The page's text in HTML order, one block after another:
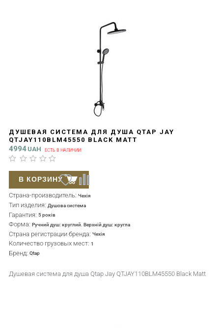
ДУШЕВАЯ СИСТЕМА ДЛЯ ДУША QTAP JAY
QTJAY110BLM45550 BLACK MATT
4994 UAH ЕСТЬ В НАЛИЧИИ
Страна-производитель: Чехія
Тип изделия: Душова система
Гарантия: 5 років
Форма: Ручний душ: круглий. Верхній душ: кругла
Страна регистрации бренда: Чехія
Количество грузовых мест: 1
Бренд: Qtap
Душевая система для душа Qtap Jay QTJAY110BLM45550 Black Matt
В КОРЗИНУ